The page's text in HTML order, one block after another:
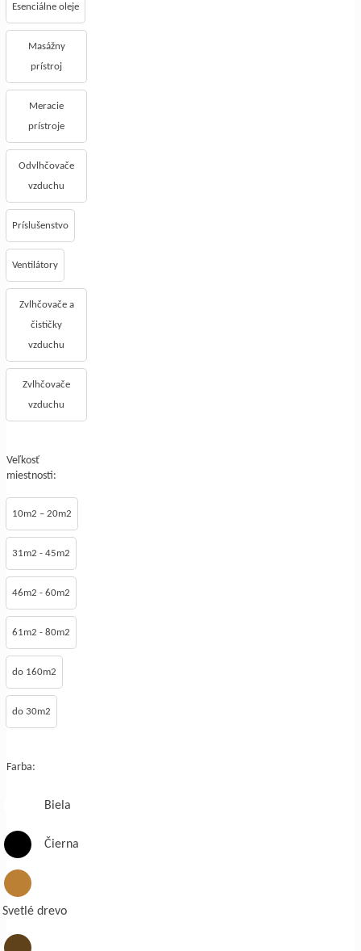
Esenciálne oleje
Masážny
prístroj
Meracie
prístroje
Odvlhčovače
vzduchu
Príslušenstvo
Ventilátory
Zvlhčovače a
čističky
vzduchu
Zvlhčovače
vzduchu
Veľkosť
miestnosti:
10m2 – 20m2
31m2 - 45m2
46m2 - 60m2
61m2 - 80m2
do 160m2
do 30m2
Farba:
Biela
Čierna
Svetlé drevo